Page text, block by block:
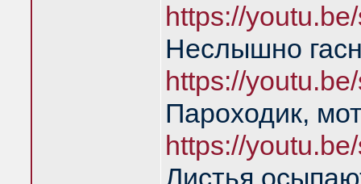
https://
Неслышно
https://
Пароходик,
https://
Листья